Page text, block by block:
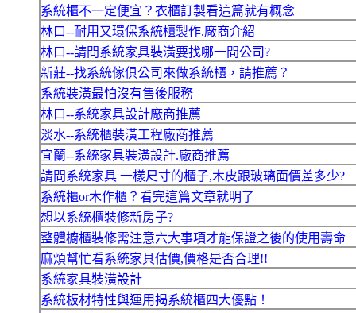
系統櫃不一定便宜？衣櫃訂製看這篇就有概念
林口--耐用又環保系統櫃製作.廠商介紹
林口--請問系統家具裝潢要找哪一間公司?
新莊--找系統傢俱公司來做系統櫃，請推薦？
系統裝潢最怕沒有售後服務
林口--系統家具設計廠商推薦
淡水--系統櫃裝潢工程廠商推薦
宜蘭--系統家具裝潢設計.廠商推薦
請問系統家具 一樣尺寸的櫃子,木皮跟玻璃面價差多少?
系統櫃or木作櫃？看完這篇文章就明了
想以系統櫃裝修新房子?
整體櫥櫃裝修需注意六大事項才能保證之後的使用壽命
麻煩幫忙看系統家具估價,價格是否合理!!
系統家具裝潢設計
系統板材特性與運用揭系統櫃四大優點！